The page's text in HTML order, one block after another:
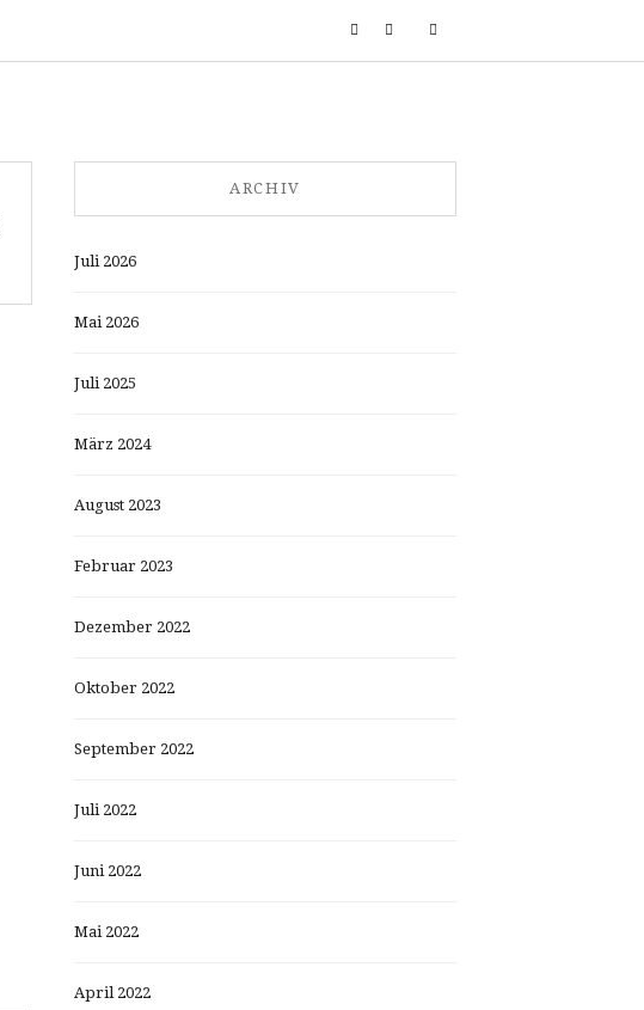
ARCHIV
Juli 2026
Mai 2026
Juli 2025
März 2024
August 2023
Februar 2023
Dezember 2022
Oktober 2022
September 2022
Juli 2022
Juni 2022
Mai 2022
April 2022